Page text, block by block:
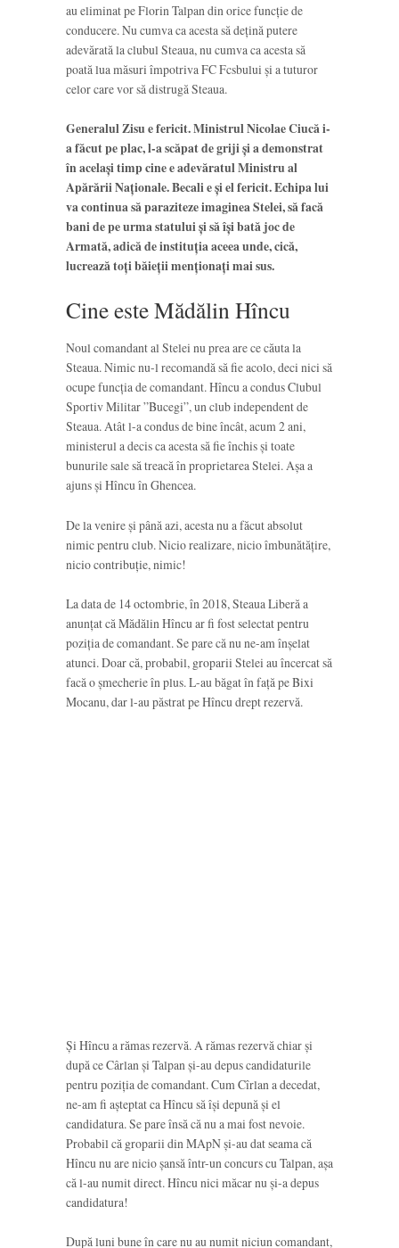
au eliminat pe Florin Talpan din orice funcție de
conducere. Nu cumva ca acesta să dețină putere
adevărată la clubul Steaua, nu cumva ca acesta să
poată lua măsuri împotriva FC Fcsbului și a tuturor
celor care vor să distrugă Steaua.
Generalul Zisu e fericit. Ministrul Nicolae Ciucă i-
a făcut pe plac, l-a scăpat de griji și a demonstrat
în același timp cine e adevăratul Ministru al
Apărării Naționale. Becali e și el fericit. Echipa lui
va continua să paraziteze imaginea Stelei, să facă
bani de pe urma statului și să își bată joc de
Armată, adică de instituția aceea unde, cică,
lucrează toți băieții menționați mai sus.
Cine este Mădălin Hîncu
Noul comandant al Stelei nu prea are ce căuta la
Steaua. Nimic nu-l recomandă să fie acolo, deci nici să
ocupe funcția de comandant. Hîncu a condus Clubul
Sportiv Militar ”Bucegi”, un club independent de
Steaua. Atât l-a condus de bine încât, acum 2 ani,
ministerul a decis ca acesta să fie închis și toate
bunurile sale să treacă în proprietarea Stelei. Așa a
ajuns și Hîncu în Ghencea.
De la venire și până azi, acesta nu a făcut absolut
nimic pentru club. Nicio realizare, nicio îmbunătățire,
nicio contribuție, nimic!
La data de 14 octombrie, în 2018, Steaua Liberă a
anunțat că Mădălin Hîncu ar fi fost selectat pentru
poziția de comandant. Se pare că nu ne-am înșelat
atunci. Doar că, probabil, groparii Stelei au încercat să
facă o șmecherie în plus. L-au băgat în față pe Bixi
Mocanu, dar l-au păstrat pe Hîncu drept rezervă.
Și Hîncu a rămas rezervă. A rămas rezervă chiar și
după ce Cârlan și Talpan și-au depus candidaturile
pentru poziția de comandant. Cum Cîrlan a decedat,
ne-am fi așteptat ca Hîncu să își depună și el
candidatura. Se pare însă că nu a mai fost nevoie.
Probabil că groparii din MApN și-au dat seama că
Hîncu nu are nicio șansă într-un concurs cu Talpan, așa
că l-au numit direct. Hîncu nici măcar nu și-a depus
candidatura!
După luni bune în care nu au numit niciun comandant,